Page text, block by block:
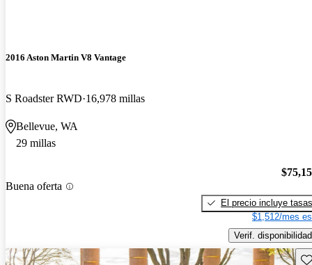
2016 Aston Martin V8 Vantage
S Roadster RWD 16,978 millas
Bellevue, WA
29 millas
Buena oferta
El precio incluye tasas
$1,512/mes
Verif. disponibilidad